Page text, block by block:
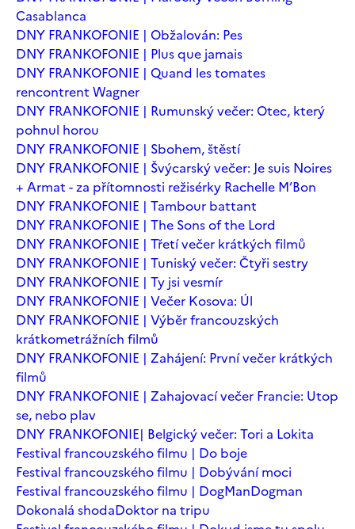
Casablanca
DNY FRANKOFONIE | Obžalován: Pes
DNY FRANKOFONIE | Plus que jamais
DNY FRANKOFONIE | Quand les tomates
rencontrent Wagner
DNY FRANKOFONIE | Rumunský večer: Otec, který
pohnul horou
DNY FRANKOFONIE | Sbohem, štěstí
DNY FRANKOFONIE | Švýcarský večer: Je suis Noires
+ Armat - za přítomnosti režisérky Rachelle M’Bon
DNY FRANKOFONIE | Tambour battant
DNY FRANKOFONIE | The Sons of the Lord
DNY FRANKOFONIE | Třetí večer krátkých filmů
DNY FRANKOFONIE | Tuniský večer: Čtyři sestry
DNY FRANKOFONIE | Ty jsi vesmír
DNY FRANKOFONIE | Večer Kosova: Úl
DNY FRANKOFONIE | Výběr francouzských
krátkometrážních filmů
DNY FRANKOFONIE | Zahájení: První večer krátkých
filmů
DNY FRANKOFONIE | Zahajovací večer Francie: Utop
se, nebo plav
DNY FRANKOFONIE| Belgický večer: Tori a Lokita
Festival francouzského filmu | Do boje
Festival francouzského filmu | Dobývání moci
Festival francouzského filmu | DogManDogman
Dokonalá shodaDoktor na tripu